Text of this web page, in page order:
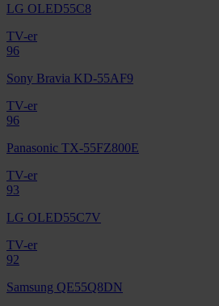
LG OLED55C8
TV-er
96
Sony Bravia KD-55AF9
TV-er
96
Panasonic TX-55FZ800E
TV-er
93
LG OLED55C7V
TV-er
92
Samsung QE55Q8DN